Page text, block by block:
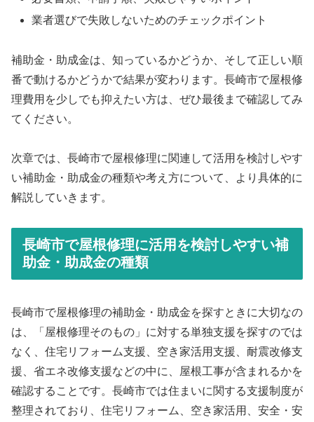
業者選びで失敗しないためのチェックポイント
補助金・助成金は、知っているかどうか、そして正しい順
番で動けるかどうかで結果が変わります。長崎市で屋根修
理費用を少しでも抑えたい方は、ぜひ最後まで確認してみ
てください。
次章では、長崎市で屋根修理に関連して活用を検討しやす
い補助金・助成金の種類や考え方について、より具体的に
解説していきます。
長崎市で屋根修理に活用を検討しやすい補
助金・助成金の種類
長崎市で屋根修理の補助金・助成金を探すときに大切なの
は、「屋根修理そのもの」に対する単独支援を探すのでは
なく、住宅リフォーム支援、空き家活用支援、耐震改修支
援、省エネ改修支援などの中に、屋根工事が含まれるかを
確認することです。長崎市では住まいに関する支援制度が
整理されており、住宅リフォーム、空き家活用、安全・安